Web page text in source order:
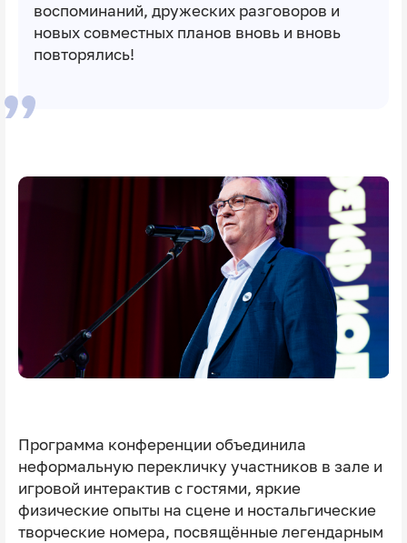
воспоминаний, дружеских разговоров и
новых совместных планов вновь и вновь
повторялись!
Программа конференции объединила
неформальную перекличку участников в зале и
игровой интерактив с гостями, яркие
физические опыты на сцене и ностальгические
творческие номера, посвящённые легендарным